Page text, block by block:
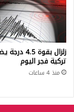
زلزال بقوة
تركية فجر اليوم
منذ 4 ساعات